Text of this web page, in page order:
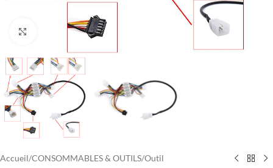
Click to enlarge
Accueil/CONSOMMABLES & OUTILS/Outil